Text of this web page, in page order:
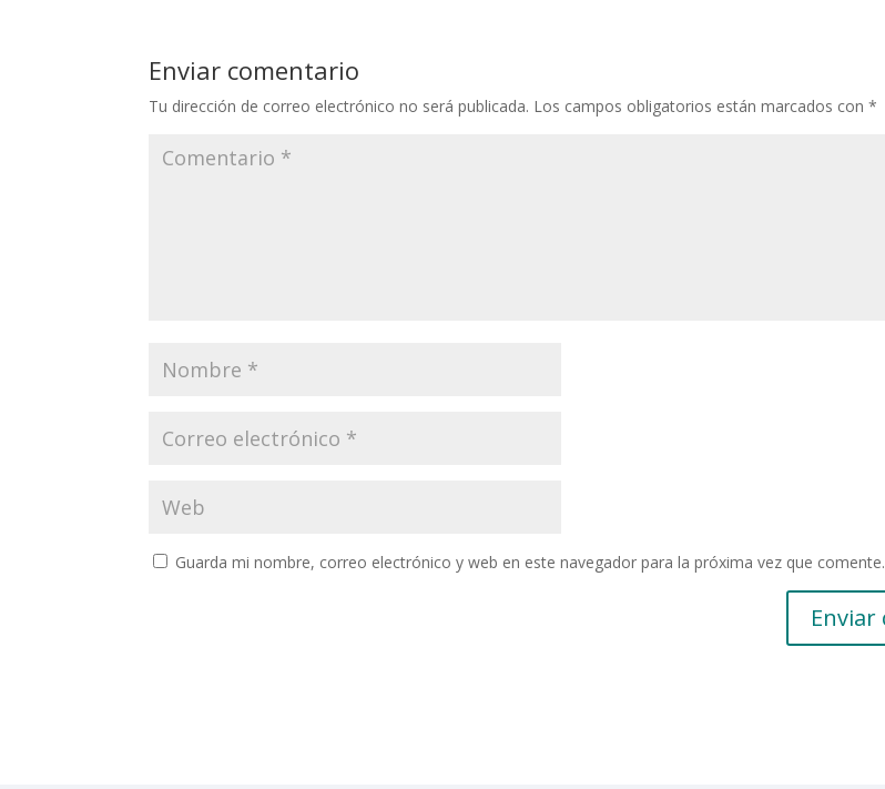
Enviar comentario
Tu dirección de correo electrónico no será publicada. Los campos obligatorios están marcados con*
Guarda mi nombre, correo electrónico y web en este navegador para la próxima vez que comente.